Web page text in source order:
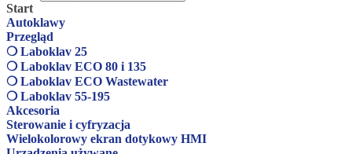
Start
Autoklawy
Przegląd
❍ Laboklav 25
❍ Laboklav ECO 80 i 135
❍ Laboklav ECO Wastewater
❍ Laboklav 55-195
Akcesoria
Sterowanie i cyfryzacja
Wielokolorowy ekran dotykowy HMI